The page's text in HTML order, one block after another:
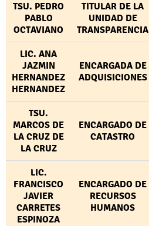
TSU. PEDRO
PABLO
OCTAVIANO
TITULAR DE LA
UNIDAD DE
TRANSPARENCIA
LIC. ANA
JAZMIN
HERNANDEZ
HERNANDEZ
ENCARGADA DE
ADQUISICIONES
TSU.
MARCOS DE
LA CRUZ DE
LA CRUZ
ENCARGADO DE
CATASTRO
LIC.
FRANCISCO
JAVIER
CARRETES
ESPINOZA
ENCARGADO DE
RECURSOS
HUMANOS